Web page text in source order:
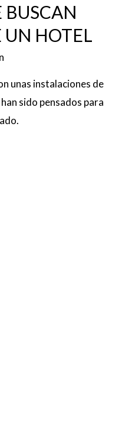
BUSCAN
UN HOTEL
unas instalaciones de
sido pensados para